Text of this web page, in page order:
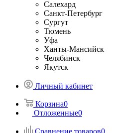
Салехард
Санкт-Петербург
Сургут
Тюмень
Уфа
Ханты-Мансийск
Челябинск
Якутск
Личный кабинет
Корзина0
Отложенные0
Сравнение товаров0